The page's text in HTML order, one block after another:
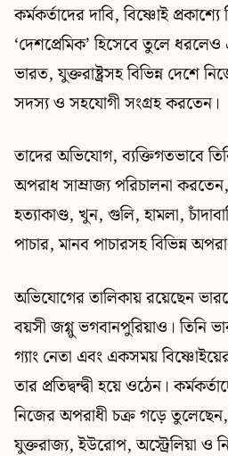
কর্মকর্তাদের দাবি, বিষ্ণোই
‘দেশপ্রেমিক’ হিসেবে তুলে ধরলেও
ভারত, যুক্তরাষ্ট্রসহ বিভিন্ন দেশে
সদস্য ও সহযোগী সংগ্রহ করতেন।
তাদের অভিযোগ, ব্যক্তিগতভাবে
অপরাধ সাম্রাজ্য পরিচালনা
হত্যাকাণ্ড, খুন, গুলি, হামলা,
পাচার, মানব পাচারসহ বিভিন্ন
অভিযোগের তালিকায় রয়েছেন
বয়সী জগ্গু ভগবানপুরিয়াও। তিনি
গ্যাং নেতা এবং একসময়
তার প্রতিদ্বন্দ্বী হয়ে ওঠেন।
নিজের অপরাধী চক্র গড়ে তুলেছেন,
যুক্তরাজ্য, ইউরোপ, অস্ট্রেলিয়া ও